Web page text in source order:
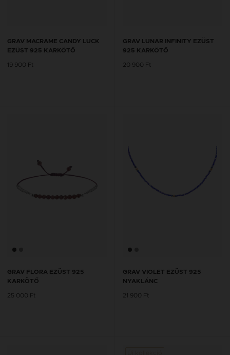
GRAV MACRAME CANDY LUCK
EZÜST 925 KARKÖTŐ
19 900 Ft
GRAV LUNAR INFINITY EZÜST
925 KARKÖTŐ
20 900 Ft
GRAV FLORA EZÜST 925
KARKÖTŐ
25 000 Ft
GRAV VIOLET EZÜST 925
NYAKLÁNC
21 900 Ft